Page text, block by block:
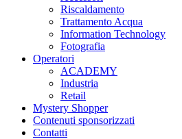
Riscaldamento
Trattamento Acqua
Information Technology
Fotografia
Operatori
ACADEMY
Industria
Retail
Mystery Shopper
Contenuti sponsorizzati
Contatti